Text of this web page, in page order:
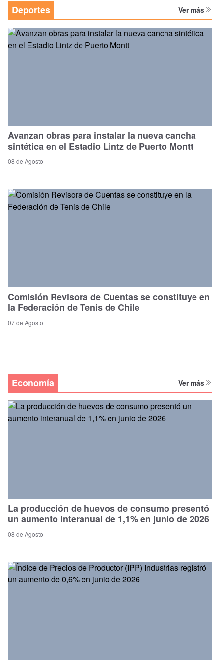
Deportes Ver más
Avanzan obras para instalar la nueva cancha
sintética en el Estadio Lintz de Puerto Montt
08 de Agosto
Comisión Revisora de Cuentas se constituye en
la Federación de Tenis de Chile
07 de Agosto
Economía Ver más
La producción de huevos de consumo presentó
un aumento interanual de 1,1% en junio de 2026
08 de Agosto